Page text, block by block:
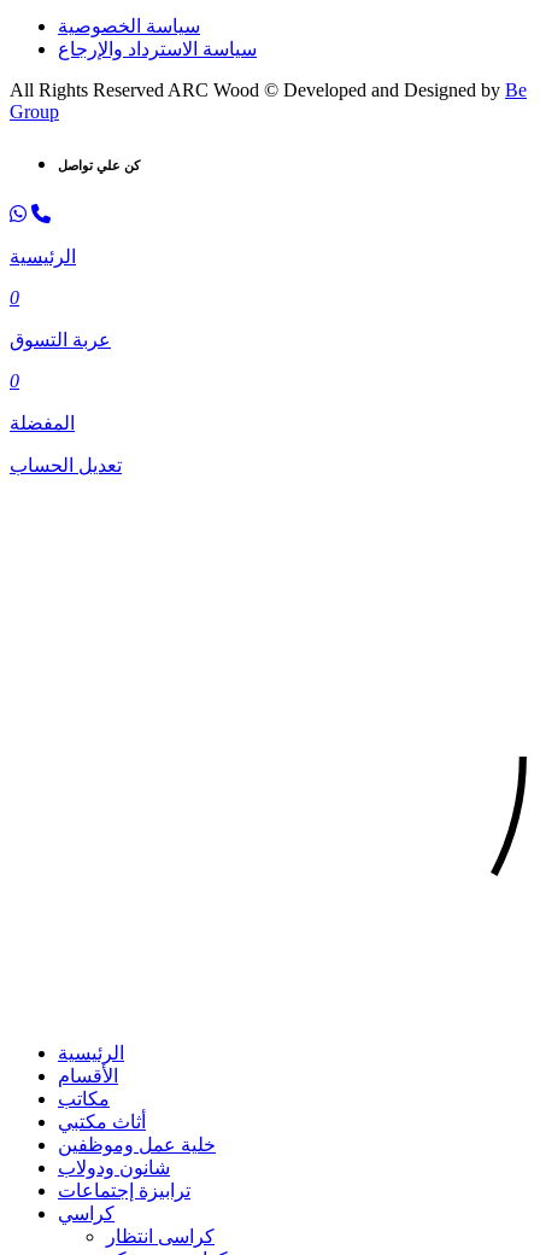
سياسة الخصوصية
سياسة الاسترداد والإرجاع
All Rights Reserved ARC Wood © Developed and Designed by Be
Group
كن علي تواصل
الرئيسية
0
عربة التسوق
0
المفضلة
تعديل الحساب
الرئيسية
الأقسام
مكاتب
أثاث مكتبي
خلية عمل وموظفين
شانون ودولاب
ترابيزة إجتماعات
كراسي
كراسى انتظار